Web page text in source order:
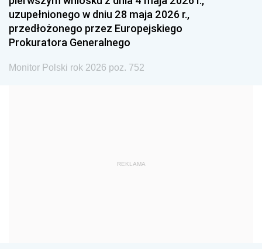
1981 1980 1979
1978 1977
1975 1974
1959
uzupełnionego w dniu 28 maja 2026 r.,
przedłożonego przez Europejskiego
Prokuratora Generalnego
Monitor Polski rok 2026 poz. 752
REKLAMA